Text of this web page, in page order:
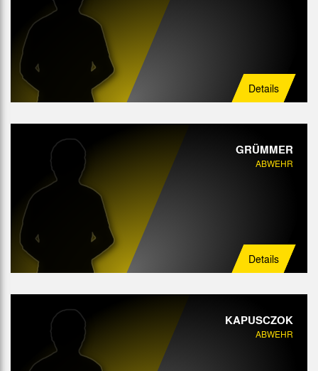
Details
GRÜMMER
ABWEHR
Details
KAPUSCZOK
ABWEHR